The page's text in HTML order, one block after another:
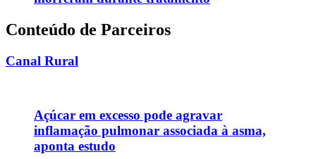
Conteúdo de Parceiros
Canal Rural
Açúcar em excesso pode agravar
inflamação pulmonar associada à asma,
aponta estudo